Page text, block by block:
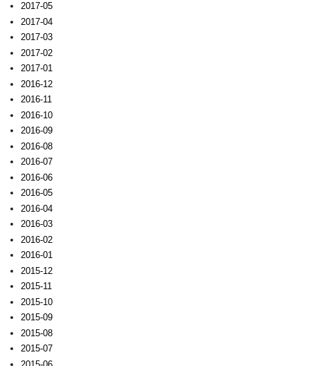
2017-05
2017-04
2017-03
2017-02
2017-01
2016-12
2016-11
2016-10
2016-09
2016-08
2016-07
2016-06
2016-05
2016-04
2016-03
2016-02
2016-01
2015-12
2015-11
2015-10
2015-09
2015-08
2015-07